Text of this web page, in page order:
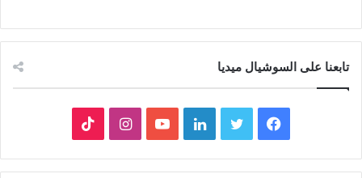
تابعنا على السوشيال ميديا
فيسبوك تويتر لينكدإنيوتيوبانستقرام